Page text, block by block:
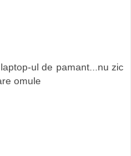
ul de pamant...nu zic
omule